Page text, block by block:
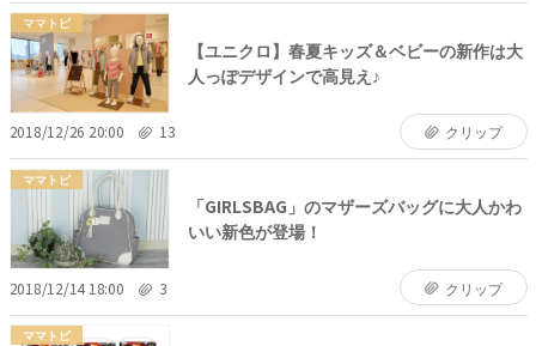
ママトピ
【ユニクロ】春夏キッズ＆ベビーの新作は大
人っぽデザインで高見え♪
2018/12/26 20:00 13 クリップ
ママトピ
「GIRLSBAG」のマザーズバッグに大人かわ
いい新色が登場！
2018/12/14 18:00 3 クリップ
ママトピ